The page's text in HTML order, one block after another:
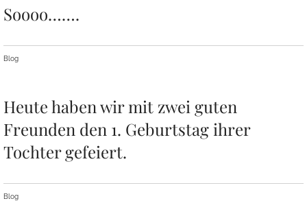
Soooo…….
Blog
Heute haben wir mit zwei guten
Freunden den 1. Geburtstag ihrer
Tochter gefeiert.
Blog